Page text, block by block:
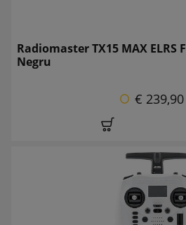
Radiomaster TX15 MAX ELRS
Negru
€